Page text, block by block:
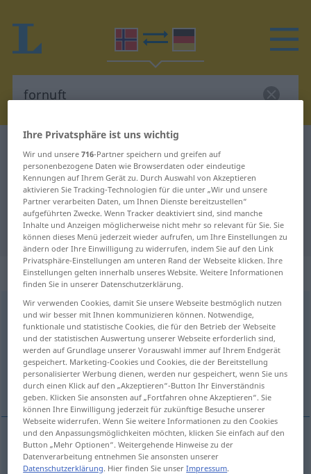
Norwegisch-Deutsch Übersetzung
für "fornuft"
"fornuft" Deutsch Übersetzung
„fornuft“: Maskulinum
fornuftm
Übersicht aller Übersetzungen
(Für mehr Details die Übersetzung anklicken/antippen)
Vernunft
Vernunftf fornuft
Ihre Privatsphäre ist uns wichtig
Wir und unsere716-Partner speichern und greifen auf
personenbezogene Daten wie Browserdaten oder eindeutige
Kennungen auf Ihrem Gerät zu. Durch Auswahl von Akzeptieren
aktivieren Sie Tracking-Technologien für die unter „Wir und unsere
Partner verarbeiten Daten, um Ihnen Dienste bereitzustellen“
aufgeführten Zwecke. Wenn Tracker deaktiviert sind, sind manche
Inhalte und Anzeigen möglicherweise nicht mehr so relevant für Sie. Sie
können dieses Menü jederzeit wieder aufrufen, um Ihre Einstellungen zu
ändern oder Ihre Einwilligung zu widerrufen, indem Sie auf den Link
Privatsphäre-Einstellungen am unteren Rand der Webseite klicken. Ihre
Einstellungen gelten innerhalb unseres Website. Weitere Informationen
finden Sie in unserer Datenschutzerklärung.
Wir verwenden Cookies, damit Sie unsere Webseite bestmöglich nutzen
und wir besser mit Ihnen kommunizieren können. Notwendige,
funktionale und statistische Cookies, die für den Betrieb der Webseite
und der statistischen Auswertung unserer Webseite erforderlich sind,
werden auf Grundlage unserer Vorauswahl immer auf Ihrem Endgerät
gespeichert. Marketing-Cookies und Cookies, die der Bereitstellung
personalisierter Werbung dienen, werden nur gespeichert, wenn Sie uns
durch einen Klick auf den „Akzeptieren“-Button Ihr Einverständnis
geben. Klicken Sie ansonsten auf „Fortfahren ohne Akzeptieren“. Sie
können Ihre Einwilligung jederzeit für zukünftige Besuche unserer
Webseite widerrufen. Wenn Sie weitere Informationen zu den Cookies
und den Anpassungsmöglichkeiten möchten, klicken Sie einfach auf den
Button „Mehr Optionen“. Weitergehende Hinweise zu der
Datenverarbeitung entnehmen Sie ansonsten unserer
Datenschutzerklärung. Hier finden Sie unserImpressum.